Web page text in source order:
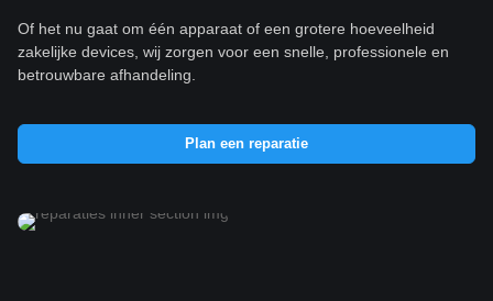
Of het nu gaat om één apparaat of een grotere hoeveelheid
zakelijke devices, wij zorgen voor een snelle, professionele en
betrouwbare afhandeling.
Plan een reparatie